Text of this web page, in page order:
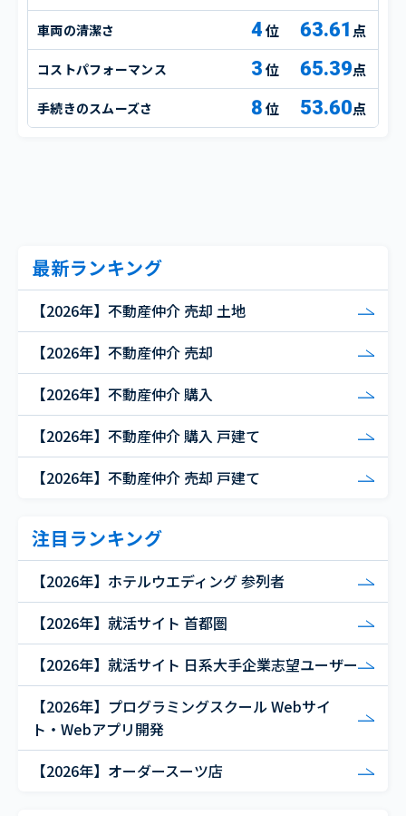
車両の清潔さ 4 63.61 点
コストパフォーマンス 3 65.39点
手続きのスムーズさ 8 53.60点
最新ランキング
【2026年】不動産仲介 売却 土地
【2026年】不動産仲介 売却
【2026年】不動産仲介 購入
【2026年】不動産仲介 購入 戸建て
【2026年】不動産仲介 売却 戸建て
注目ランキング
【2026年】ホテルウエディング 参列者
【2026年】就活サイト 首都圏
【2026年】就活サイト 日系大手企業志望ユーザー
【2026年】プログラミングスクール Webサイ
ト・Webアプリ開発
【2026年】オーダースーツ店